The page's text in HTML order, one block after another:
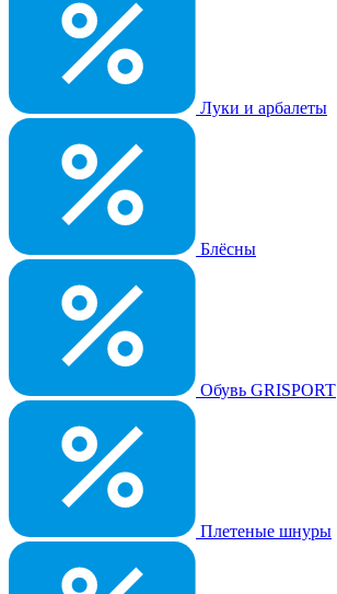
Луки и арбалеты
Блёсны
Обувь GRISPORT
Плетеные шнуры